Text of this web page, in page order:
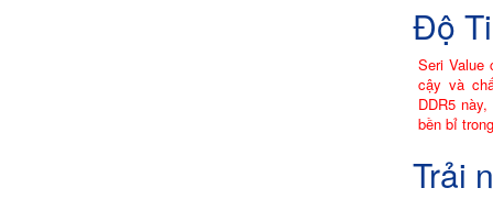
Độ
Seri Value
cậy và
DDR5
bền bỉ
Trải